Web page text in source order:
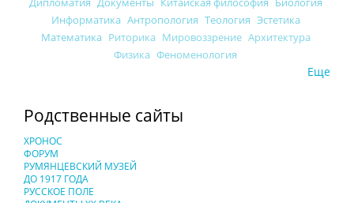
Информатика Антропология Теология Эстетика
Математика Риторика Мировоззрение Архитектура
Физика Феноменология
Еще
Родственные сайты
ХРОНОС
ФОРУМ
РУМЯНЦЕВСКИЙ МУЗЕЙ
ДО 1917 ГОДА
РУССКОЕ ПОЛЕ